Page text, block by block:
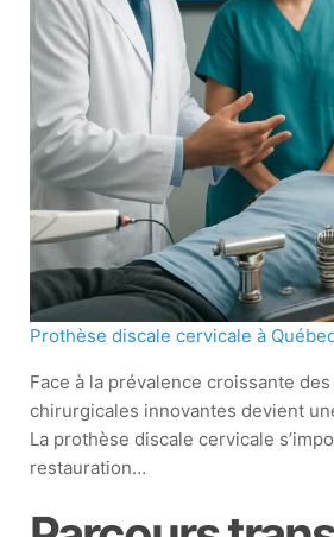
Prothèse discale cervicale à
Face à la prévalence croissante
chirurgicales innovantes devient
La prothèse discale cervicale
restauration…